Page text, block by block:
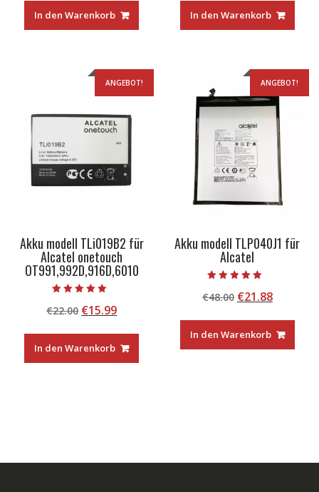
war:
€35.00
ist:
€18.93.
In den Warenkorb
war:
€22.00
ist:
€15.99.
In den Warenkorb
ANGEBOT!
Akku modell TLi019B2 für
Alcatel onetouch
OT991,992D,916D,6010
5.00
von 5
€22.00 Ursprünglicher
war:
€22.00
€15.99Aktueller
ist:
€15.99.
In den Warenkorb
ANGEBOT!
Akku modell TLP040J1 für
Alcatel
4.50
von 5
€48.00 Ursprünglicher
war:
€48.00
€21.88
ist:
€21.88.
In den Warenkorb